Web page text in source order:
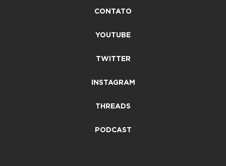
CONTATO
YOUTUBE
TWITTER
INSTAGRAM
THREADS
PODCAST